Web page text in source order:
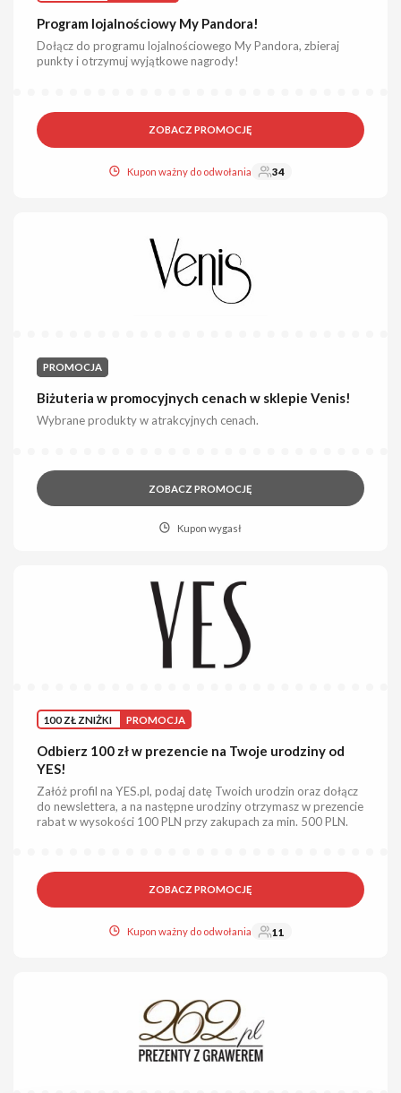
Program lojalnościowy My Pandora!
Dołącz do programu lojalnościowego My Pandora, zbieraj
punkty i otrzymuj wyjątkowe nagrody!
ZOBACZ PROMOCJĘ
Kupon ważny do odwołania 34
PROMOCJA
Biżuteria w promocyjnych cenach w sklepie Venis!
Wybrane produkty w atrakcyjnych cenach.
ZOBACZ PROMOCJĘ
Kupon wygasł
100 ZŁ ZNIŻKI PROMOCJA
Odbierz 100 zł w prezencie na Twoje urodziny od
YES!
Załóż profil na YES.pl, podaj datę Twoich urodzin oraz dołącz
do newslettera, a na następne urodziny otrzymasz w prezencie
rabat w wysokości 100 PLN przy zakupach za min. 500 PLN.
ZOBACZ PROMOCJĘ
Kupon ważny do odwołania 11